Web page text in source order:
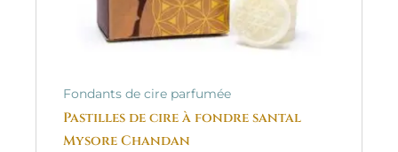
Fondants de cire parfumée
Pastilles de cire à fondre santal
Mysore Chandan